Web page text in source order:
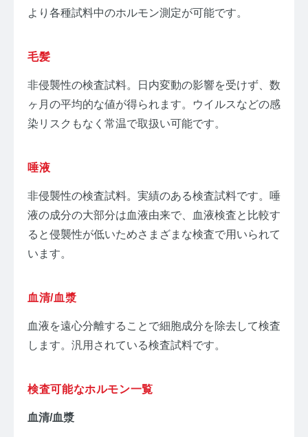
より各種試料中のホルモン測定が可能です。
毛髪
非侵襲性の検査試料。日内変動の影響を受けず、数
ヶ月の平均的な値が得られます。ウイルスなどの感
染リスクもなく常温で取扱い可能です。
唾液
非侵襲性の検査試料。実績のある検査試料です。唾
液の成分の大部分は血液由来で、血液検査と比較す
ると侵襲性が低いためさまざまな検査で用いられて
います。
血清/血漿
血液を遠心分離することで細胞成分を除去して検査
します。汎用されている検査試料です。
検査可能なホルモン一覧
血清/血漿